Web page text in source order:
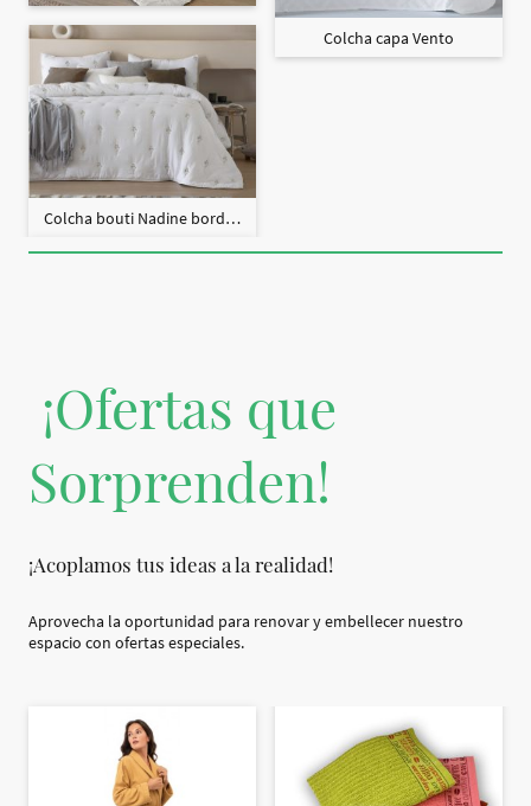
Colcha bouti Nadine bordado + fundas cojín
Colcha capa Vento
¡Ofertas que
Sorprenden!
¡Acoplamos tus ideas a la realidad!
Aprovecha la oportunidad para renovar y embellecer nuestro
espacio con ofertas especiales.